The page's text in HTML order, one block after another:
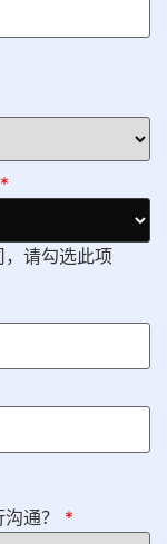
*
请勾选此项
通？ *